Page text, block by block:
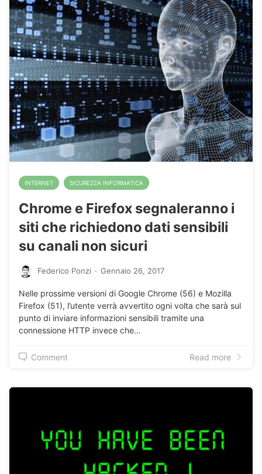
INTERNET SICUREZZA INFORMATICA
Chrome e Firefox segnaleranno i
siti che richiedono dati sensibili
su canali non sicuri
Federico Ponzi · Gennaio 26, 2017
Nelle prossime versioni di Google Chrome (56) e Mozilla
Firefox (51), l’utente verrà avvertito ogni volta che sarà sul
punto di inviare informazioni sensibili tramite una
connessione HTTP invece che…
Comment Read more